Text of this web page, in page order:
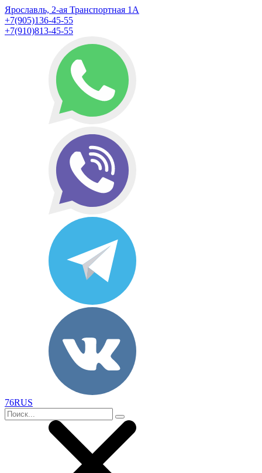
Ярославль, 2-ая Транспортная 1А
+7(905)136-45-55
+7(910)813-45-55
76RUS